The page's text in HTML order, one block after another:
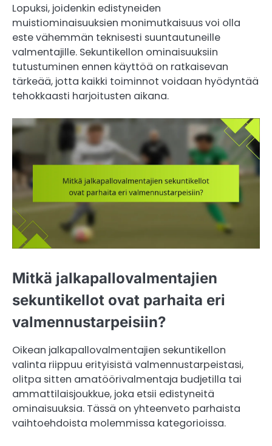
Lopuksi, joidenkin edistyneiden
muistiominaisuuksien monimutkaisuus voi olla
este vähemmän teknisesti suuntautuneille
valmentajille. Sekuntikellon ominaisuuksiin
tutustuminen ennen käyttöä on ratkaisevan
tärkeää, jotta kaikki toiminnot voidaan hyödyntää
tehokkaasti harjoitusten aikana.
Mitkä jalkapallovalmentajien
sekuntikellot ovat parhaita eri
valmennustarpeisiin?
Oikean jalkapallovalmentajien sekuntikellon
valinta riippuu erityisistä valmennustarpeistasi,
olitpa sitten amatöörivalmentaja budjetilla tai
ammattilaisjoukkue, joka etsii edistyneitä
ominaisuuksia. Tässä on yhteenveto parhaista
vaihtoehdoista molemmissa kategorioissa.